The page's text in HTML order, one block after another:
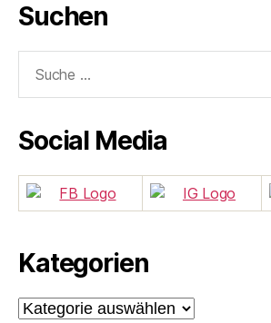
Suchen
nach:
Social Media
Kategorien
Kategorien